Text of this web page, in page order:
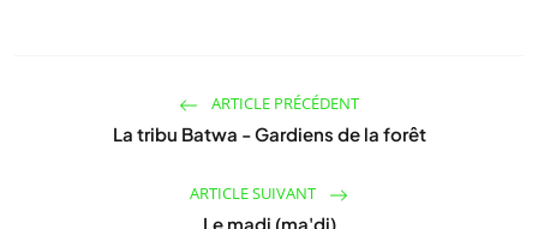
ARTICLE PRÉCÉDENT
La tribu Batwa - Gardiens de la forêt
ARTICLE SUIVANT
Le madi (ma'di)